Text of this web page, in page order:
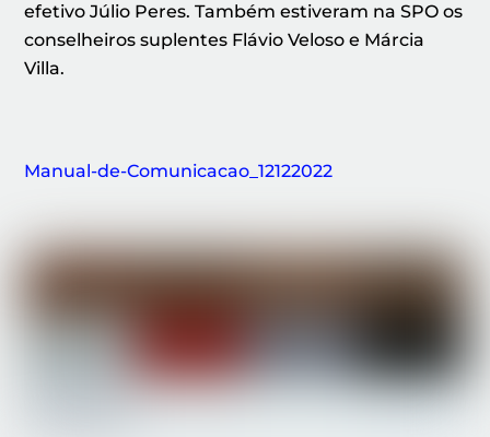
efetivo Júlio Peres. Também estiveram na SPO os
conselheiros suplentes Flávio Veloso e Márcia
Villa.
Manual-de-Comunicacao_12122022